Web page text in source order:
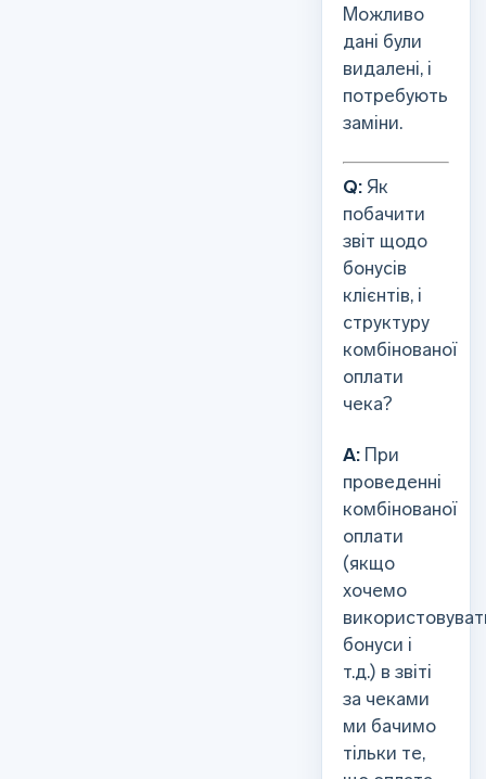
Можливо
дані були
видалені, і
потребують
заміни.
Q: Як
побачити
звіт щодо
бонусів
клієнтів, і
структуру
комбінованої
оплати
чека?
A: При
проведенні
комбінованої
оплати
(якщо
хочемо
бонуси і
т.д.) в звіті
за чеками
ми бачимо
тільки те,